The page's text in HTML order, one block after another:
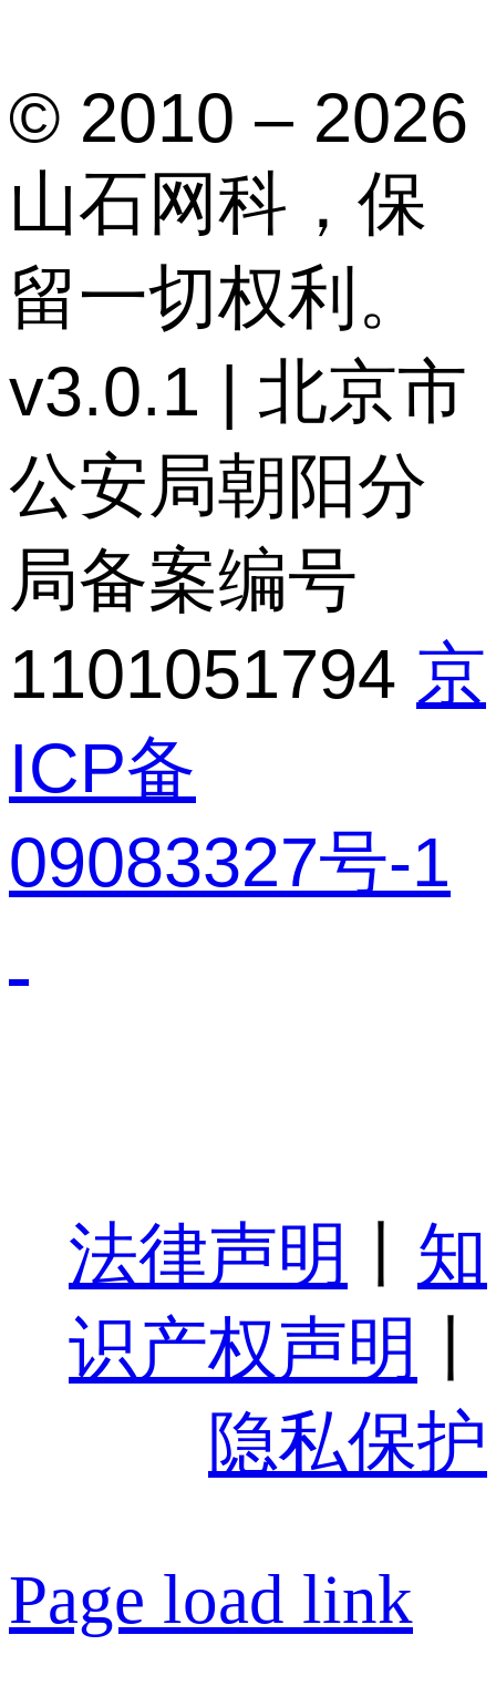
© 2010 – 2026
山石网科，保
留一切权利。
v3.0.1 | 北京市
公安局朝阳分
局备案编号
1101051794 京
ICP备
09083327号-1
法律声明
知
识产权声明
隐私保护
Page load link